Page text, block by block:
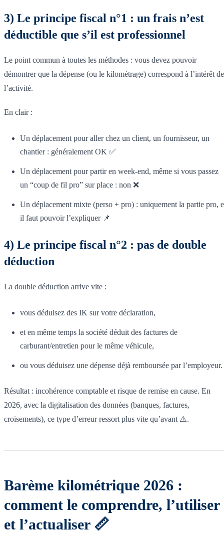
3) Le principe fiscal n°1 : un frais n’est
déductible que s’il est professionnel
Le point commun à toutes les méthodes : vous devez pouvoir
démontrer que la dépense (ou le kilométrage) correspond à l’intérêt de
l’activité.
En clair :
Un déplacement pour aller chez un client, un fournisseur, un
chantier : généralement OK ✅
Un déplacement pour partir en week-end, même si vous passez
un “coup de fil pro” sur place : non ❌
Un déplacement mixte (perso + pro) : uniquement la partie pro,
il faut pouvoir l’expliquer 📌
4) Le principe fiscal n°2 : pas de double
déduction
La double déduction arrive vite :
vous déduisez des IK sur votre déclaration,
et en même temps la société déduit des factures de
carburant/entretien pour le même véhicule,
ou vous déduisez une dépense déjà remboursée par l’employeur.
Résultat : incohérence comptable et risque de remise en cause. En
2026, avec la digitalisation des données (banques, factures,
croisements), ce type d’erreur ressort plus vite qu’avant ⚠️.
Barème kilométrique 2026 :
comment le comprendre, l’utiliser
et l’actualiser 📏